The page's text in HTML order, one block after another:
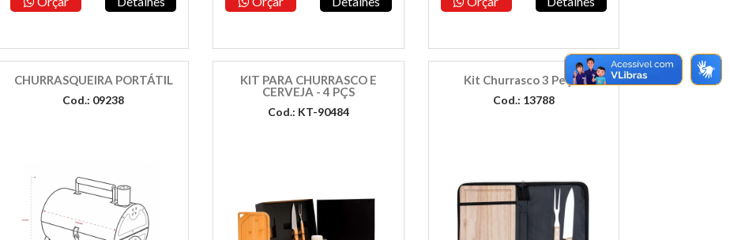
CHURRASQUEIRA PORTÁTIL
Cod.: 09238
KIT PARA CHURRASCO E
CERVEJA - 4 PÇS
Cod.: KT-90484
Kit Churrasco 3 Peças
Cod.: 13788